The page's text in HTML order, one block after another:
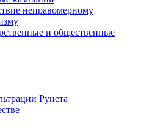
неправомерному
и общественные
Рунета